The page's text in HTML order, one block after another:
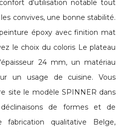
d'utilisation notable tout
convives, une bonne stabilité.
époxy avec finition mat
le choix du coloris Le plateau
24 mm, un matériau
un usage de cuisine. Vous
site le modèle SPINNER dans
de formes et de
fabrication qualitative Belge,